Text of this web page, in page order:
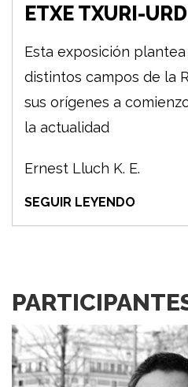
ETXE TXURI-
Esta exposición
distintos campos de la
sus orígenes a
la actualidad
Ernest Lluch K. E.
SEGUIR LEYENDO